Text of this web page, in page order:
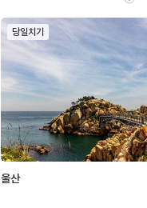
당일치기
울산